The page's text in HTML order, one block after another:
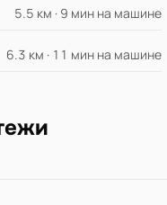
5.5 км · 9 мин на машине
6.3 км · 11 мин на машине